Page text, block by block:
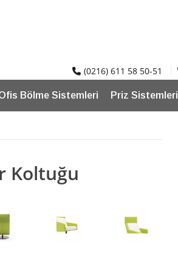
(0216) 611 58 50-51
Bölme Sistemleri Priz Sistemleri
Koltuğu